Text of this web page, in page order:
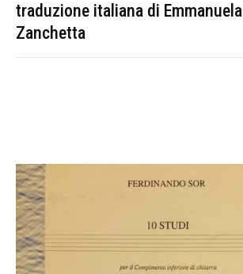
traduzione italiana di Emmanuela
Zanchetta